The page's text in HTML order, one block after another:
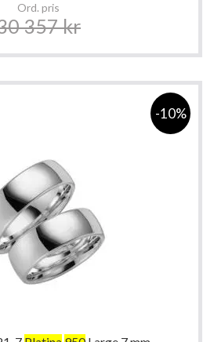
Ord. pris
357 kr
-10%